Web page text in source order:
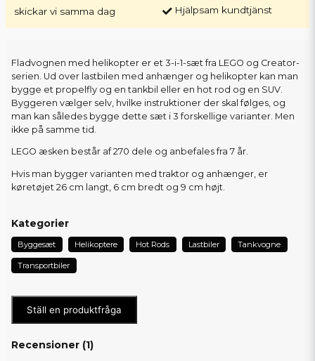
skickar vi samma dag
Hjälpsam kundtjänst
Fladvognen med helikopter er et 3-i-1-sæt fra LEGO og Creator-
serien. Ud over lastbilen med anhænger og helikopter kan man
bygge et propelfly og en tankbil eller en hot rod og en SUV.
Byggeren vælger selv, hvilke instruktioner der skal følges, og
man kan således bygge dette sæt i 3 forskellige varianter. Men
ikke på samme tid.
LEGO æsken består af 270 dele og anbefales fra 7 år.
Hvis man bygger varianten med traktor og anhænger, er
køretøjet 26 cm langt, 6 cm bredt og 9 cm højt.
Kategorier
Byggesæt Helikoptere Hot Rods Lastbiler Tankvogne
Transportbiler
Ställ en produktfråga
Recensioner (1)